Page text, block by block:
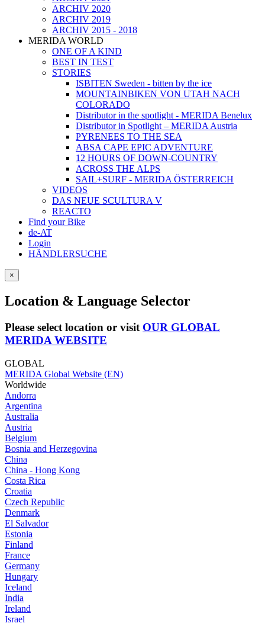
ARCHIV 2020
ARCHIV 2019
ARCHIV 2015 - 2018
MERIDA WORLD
ONE OF A KIND
BEST IN TEST
STORIES
ISBITEN Sweden - bitten by the ice
MOUNTAINBIKEN VON UTAH NACH
COLORADO
Distributor in the spotlight - MERIDA Benelux
Distributor in Spotlight – MERIDA Austria
PYRENEES TO THE SEA
ABSA CAPE EPIC ADVENTURE
12 HOURS OF DOWN-COUNTRY
ACROSS THE ALPS
SAIL+SURF - MERIDA ÖSTERREICH
VIDEOS
DAS NEUE SCULTURA V
REACTO
Find your Bike
de-AT
Login
HÄNDLERSUCHE
×
Location & Language Selector
Please select location or visit OUR GLOBAL
MERIDA WEBSITE
GLOBAL
MERIDA Global Website (EN)
Worldwide
Andorra
Argentina
Australia
Austria
Belgium
Bosnia and Herzegovina
China
China - Hong Kong
Costa Rica
Croatia
Czech Republic
Denmark
El Salvador
Estonia
Finland
France
Germany
Hungary
Iceland
India
Ireland
Israel